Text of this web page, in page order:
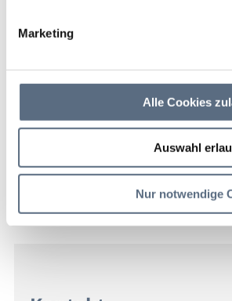
Marketing
Alle Cookies
Auswahl
Nur notwendige